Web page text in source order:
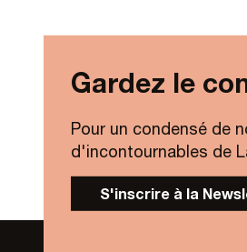
Gardez le
Pour un condensé de
d'incontournables de
S'inscrire à la